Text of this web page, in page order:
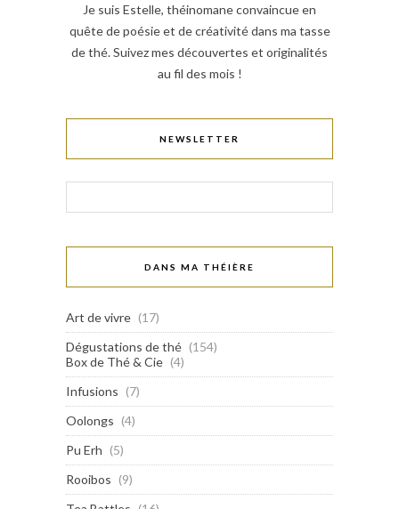
Je suis Estelle, théinomane convaincue en
quête de poésie et de créativité dans ma tasse
de thé. Suivez mes découvertes et originalités
au fil des mois !
NEWSLETTER
DANS MA THÉIÈRE
Art de vivre (17)
Dégustations de thé (154)
Box de Thé & Cie (4)
Infusions (7)
Oolongs (4)
Pu Erh (5)
Rooibos (9)